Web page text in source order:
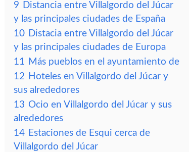
9 Distancia entre Villalgordo del Júcar
y las principales ciudades de España
10 Distacia entre Villalgordo del Júcar
y las principales ciudades de Europa
11 Más pueblos en el ayuntamiento de
12 Hoteles en Villalgordo del Júcar y
sus alrededores
13 Ocio en Villalgordo del Júcar y sus
alrededores
14 Estaciones de Esqui cerca de
Villalgordo del Júcar